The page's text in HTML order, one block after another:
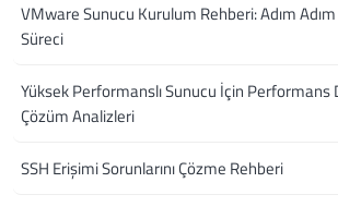
VMware Sunucu Kurulum Rehberi: Adım
Süreci
Yüksek Performanslı Sunucu İçin Performans
Çözüm Analizleri
SSH Erişimi Sorunlarını Çözme Rehberi